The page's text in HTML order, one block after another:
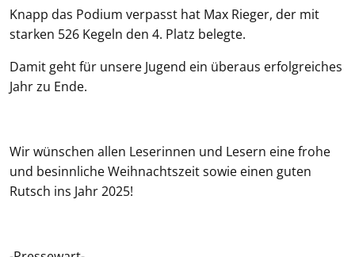
Knapp das Podium verpasst hat Max Rieger, der mit
starken 526 Kegeln den 4. Platz belegte.
Damit geht für unsere Jugend ein überaus erfolgreiches
Jahr zu Ende.
Wir wünschen allen Leserinnen und Lesern eine frohe
und besinnliche Weihnachtszeit sowie einen guten
Rutsch ins Jahr 2025!